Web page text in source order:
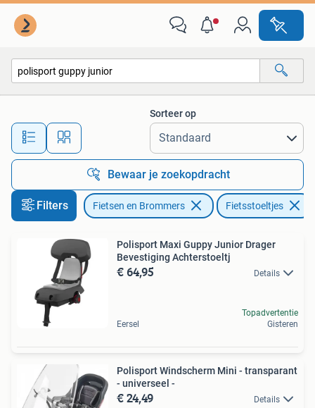
Alle afstanden…
Sorteer op
Bewaar je zoekopdracht
Filters Fietsen en Brommers Fietsstoeltjes
Polisport Maxi Guppy Junior Drager
Bevestiging Achterstoeltj
€ 64,95 Details
Eersel
Topadvertentie
Gisteren
Polisport Windscherm Mini - transparant
- universeel -
€ 24,49 Details